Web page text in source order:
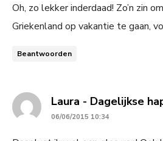
Oh, zo lekker inderdaad! Zo’n zin
Griekenland op vakantie te gaan,
Beantwoorden
Laura - Dagelijkse
06/06/2015 10:34